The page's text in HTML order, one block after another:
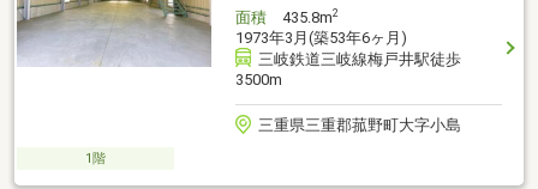
面積435.8m2
1973年3月(築53年6ヶ月)
三岐鉄道三岐線梅戸井駅徒歩
3500m
三重県三重郡菰野町大字小島
1階